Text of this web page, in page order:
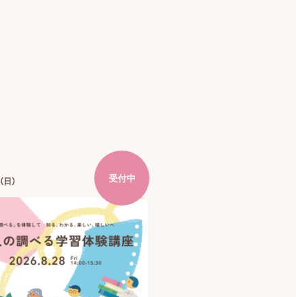
（日） 受付中